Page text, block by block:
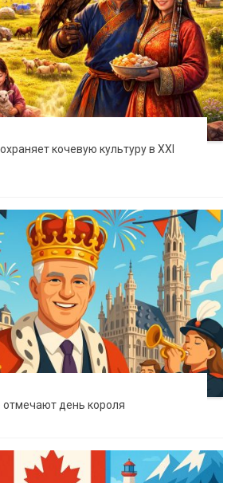
кочевую культуру в XXI
отмечают день короля